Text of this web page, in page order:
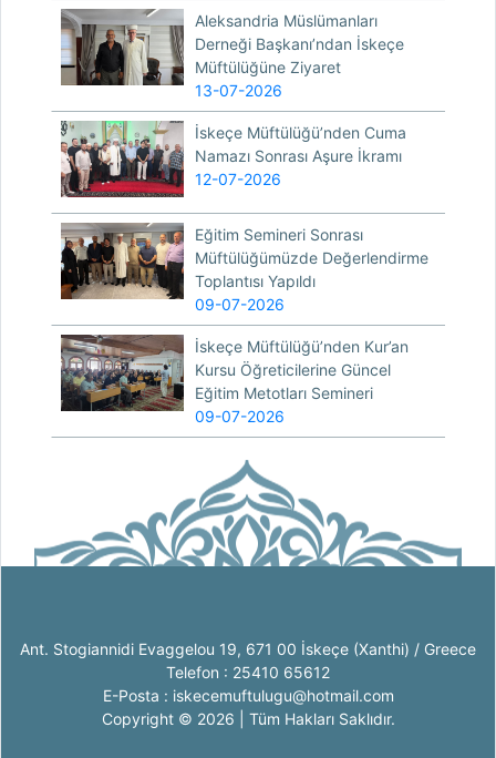
Aleksandria Müslümanları
Derneği Başkanı’ndan İskeçe
Müftülüğüne Ziyaret
13-07-2026
İskeçe Müftülüğü’nden Cuma
Namazı Sonrası Aşure İkramı
12-07-2026
Eğitim Semineri Sonrası
Müftülüğümüzde Değerlendirme
Toplantısı Yapıldı
09-07-2026
İskeçe Müftülüğü’nden Kur’an
Kursu Öğreticilerine Güncel
Eğitim Metotları Semineri
09-07-2026
Ant. Stogiannidi Evaggelou 19, 671 00 İskeçe (Xanthi) / Greece
Telefon : 25410 65612
E-Posta : iskecemuftulugu@hotmail.com
Copyright © 2026 | Tüm Hakları Saklıdır.